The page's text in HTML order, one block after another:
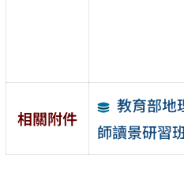
相關附件
教育部地
師讀景研習